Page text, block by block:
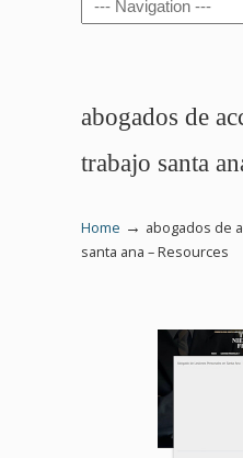
abogados de
trabajo santa
Home → abogados de
santa ana – Resources